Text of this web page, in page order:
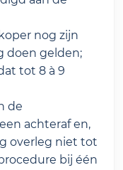
nog zijn
doen gelden;
tot 8 à 9
de
achteraf en,
overleg niet tot
bij één